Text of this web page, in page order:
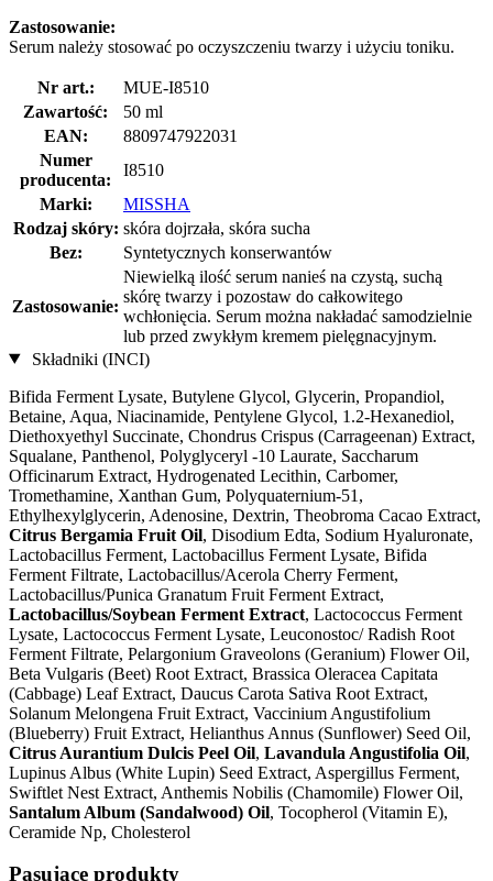
Zastosowanie:
Serum należy stosować po oczyszczeniu twarzy i użyciu toniku.
Nr art.:
MUE-I8510
Zawartość:
50 ml
EAN:
8809747922031
Numer
producenta:
I8510
Marki:
MISSHA
Rodzaj skóry: skóra dojrzała, skóra sucha
Bez:
Syntetycznych konserwantów
Zastosowanie:
Niewielką ilość serum nanieś na czystą, suchą
skórę twarzy i pozostaw do całkowitego
wchłonięcia. Serum można nakładać samodzielnie
lub przed zwykłym kremem pielęgnacyjnym.
Składniki (INCI)
Bifida Ferment Lysate, Butylene Glycol, Glycerin, Propandiol,
Betaine, Aqua, Niacinamide, Pentylene Glycol, 1.2-Hexanediol,
Diethoxyethyl Succinate, Chondrus Crispus (Carrageenan) Extract,
Squalane, Panthenol, Polyglyceryl -10 Laurate, Saccharum
Officinarum Extract, Hydrogenated Lecithin, Carbomer,
Tromethamine, Xanthan Gum, Polyquaternium-51,
Ethylhexylglycerin, Adenosine, Dextrin, Theobroma Cacao Extract,
Citrus Bergamia Fruit Oil, Disodium Edta, Sodium Hyaluronate,
Lactobacillus Ferment, Lactobacillus Ferment Lysate, Bifida
Ferment Filtrate, Lactobacillus/Acerola Cherry Ferment,
Lactobacillus/Punica Granatum Fruit Ferment Extract,
Lactobacillus/Soybean Ferment Extract, Lactococcus Ferment
Lysate, Lactococcus Ferment Lysate, Leuconostoc/ Radish Root
Ferment Filtrate, Pelargonium Graveolons (Geranium) Flower Oil,
Beta Vulgaris (Beet) Root Extract, Brassica Oleracea Capitata
(Cabbage) Leaf Extract, Daucus Carota Sativa Root Extract,
Solanum Melongena Fruit Extract, Vaccinium Angustifolium
(Blueberry) Fruit Extract, Helianthus Annus (Sunflower) Seed Oil,
Citrus Aurantium Dulcis Peel Oil, Lavandula Angustifolia Oil,
Lupinus Albus (White Lupin) Seed Extract, Aspergillus Ferment,
Swiftlet Nest Extract, Anthemis Nobilis (Chamomile) Flower Oil,
Santalum Album (Sandalwood) Oil, Tocopherol (Vitamin E),
Ceramide Np, Cholesterol
Pasujące produkty